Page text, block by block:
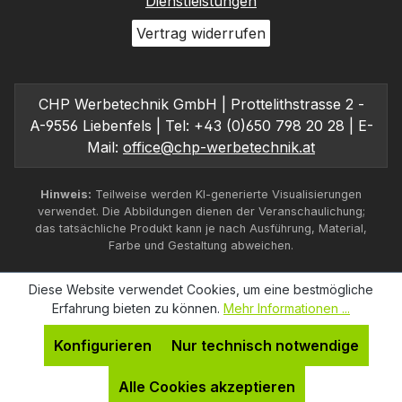
Vertrag widerrufen
CHP Werbetechnik GmbH | Prottelithstrasse 2 -
A-9556 Liebenfels | Tel: +43 (0)650 798 20 28 | E-
Mail: office@chp-werbetechnik.at
Hinweis: Teilweise werden KI-generierte Visualisierungen
verwendet. Die Abbildungen dienen der Veranschaulichung;
das tatsächliche Produkt kann je nach Ausführung, Material,
Farbe und Gestaltung abweichen.
Diese Website verwendet Cookies, um eine bestmögliche
Erfahrung bieten zu können. Mehr Informationen ...
Nur technisch notwendige
Konfigurieren
Alle Cookies akzeptieren